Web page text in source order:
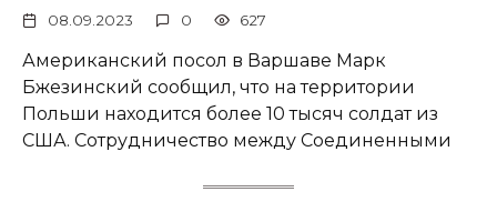
08.09.2023 0 627
Американский посол в Варшаве Марк
Бжезинский сообщил, что на территории
Польши находится более 10 тысяч солдат из
США. Сотрудничество между Соединенными